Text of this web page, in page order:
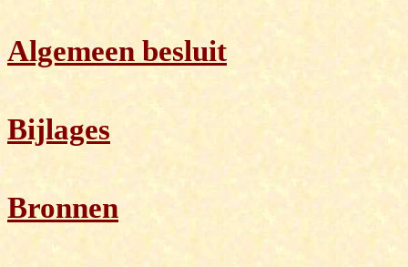
Algemeen besluit
Bijlages
Bronnen